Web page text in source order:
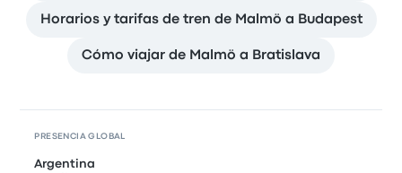
Horarios y tarifas de tren de Malmö a Budapest
Cómo viajar de Malmö a Bratislava
PRESENCIA GLOBAL
Argentina